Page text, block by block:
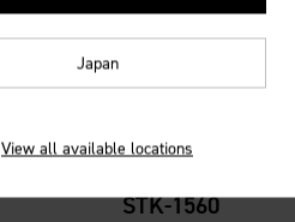
STK-1560
Japan
View all available locations